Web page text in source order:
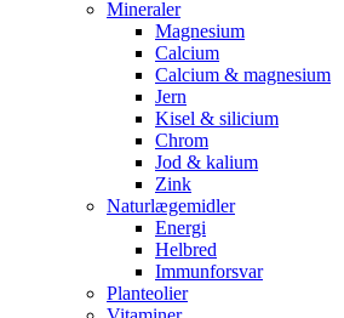
Mineraler
Magnesium
Calcium
Calcium & magnesium
Jern
Kisel & silicium
Chrom
Jod & kalium
Zink
Naturlægemidler
Energi
Helbred
Immunforsvar
Planteolier